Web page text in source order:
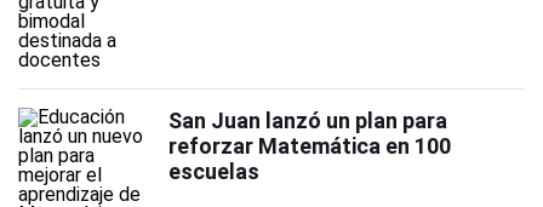
San Juan lanzó un plan para
reforzar Matemática en 100
escuelas